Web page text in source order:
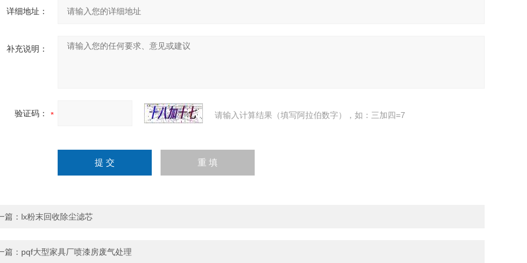
详细地址：
补充说明：
验证码： 请输入计算结果（填写阿拉伯数字），如：三加四=7
篇： lx粉末回收除尘滤芯
篇： pqf大型家具厂喷漆房废气处理